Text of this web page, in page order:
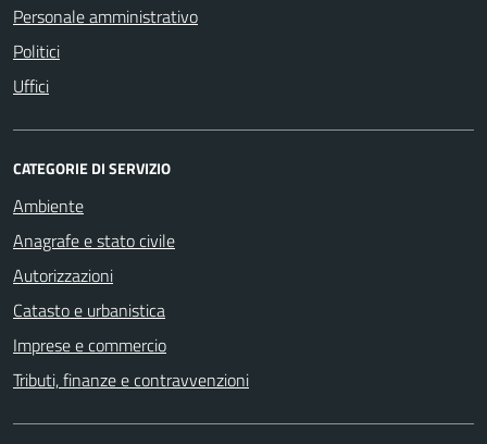
Personale amministrativo
Politici
Uffici
CATEGORIE DI SERVIZIO
Ambiente
Anagrafe e stato civile
Autorizzazioni
Catasto e urbanistica
Imprese e commercio
Tributi, finanze e contravvenzioni